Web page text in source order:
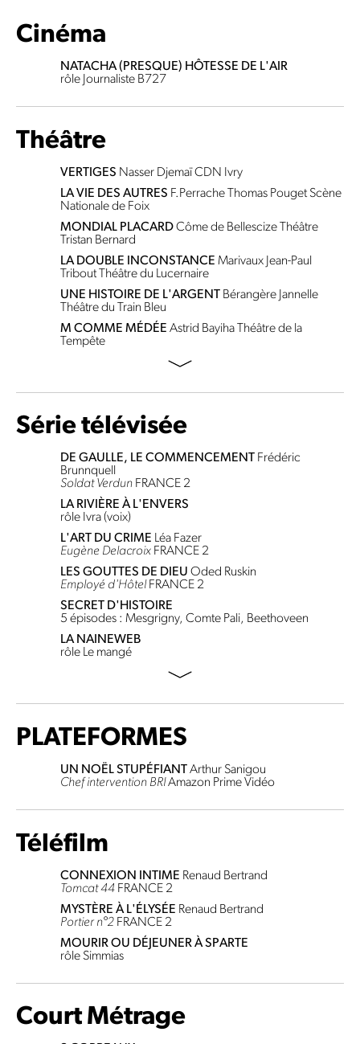
Cinéma
NATACHA (PRESQUE) HÔTESSE DE L'AIR
rôle Journaliste B727
Théâtre
VERTIGES Nasser DjemaïCDN Ivry
LA VIE DES AUTRES F.Perrache Thomas Pouget Scène
Nationale de Foix
MONDIAL PLACARDCôme de Bellescize
Théâtre
Tristan Bernard
LA DOUBLE INCONSTANCE Marivaux Jean-Paul
Tribout
Théâtre du Lucernaire
UNE HISTOIRE DE L'ARGENT Bérangère Jannelle
Théâtre du Train Bleu
M COMME MÉDÉE Astrid Bayiha
Théâtre de la
Tempête
Série télévisée
DE GAULLE, LE COMMENCEMENT Frédéric
Brunnquell
Soldat Verdun FRANCE 2
LA RIVIÈRE À L'ENVERS
rôle Ivra (voix)
L'ART DU CRIME Léa Fazer
Eugène Delacroix FRANCE 2
LES GOUTTES DE DIEU Oded Ruskin
Employé d'Hôtel FRANCE 2
SECRET D'HISTOIRE
5 épisodes : Mesgrigny, Comte Pali, Beethoveen
LA NAINEWEB
rôle Le mangé
PLATEFORMES
UN NOËL STUPÉFIANTArthur Sanigou
Chef intervention BRIAmazon Prime Vidéo
Téléfilm
CONNEXION INTIME Renaud Bertrand
Tomcat 44 FRANCE 2
MYSTÈRE À L'ÉLYSÉE Renaud Bertrand
Portier n°2 FRANCE 2
MOURIR OU DÉJEUNER À SPARTE
rôle Simmias
Court Métrage